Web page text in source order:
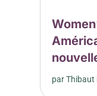
parThibaut